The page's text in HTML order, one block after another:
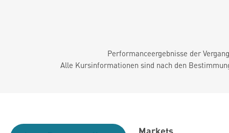
Performanceergebnisse der
Alle Kursinformationen sind nach den
Markets